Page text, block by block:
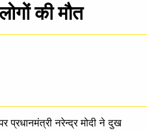
की मौत
प्रधानमंत्री नरेन्द्र मोदी ने दुख